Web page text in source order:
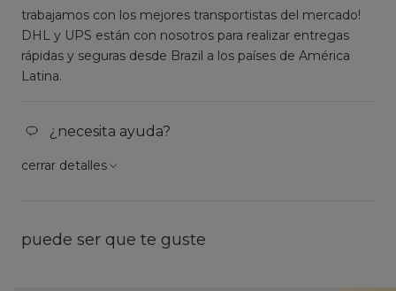
trabajamos con los mejores transportistas del mercado!
DHL y UPS están con nosotros para realizar entregas
rápidas y seguras desde Brazil a los países de América
Latina.
¿necesita ayuda?
cerrar detalles
puede ser que te guste